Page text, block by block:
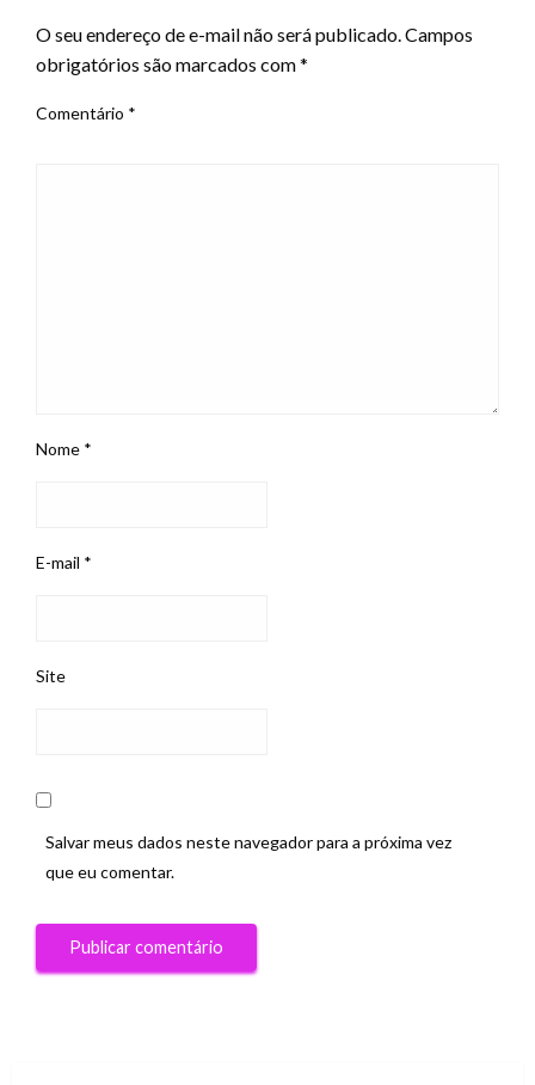
O seu endereço de e-mail não será publicado.Campos
obrigatórios são marcados com*
Comentário *
Nome *
E-mail *
Site
Salvar meus dados neste navegador para a próxima vez
que eu comentar.